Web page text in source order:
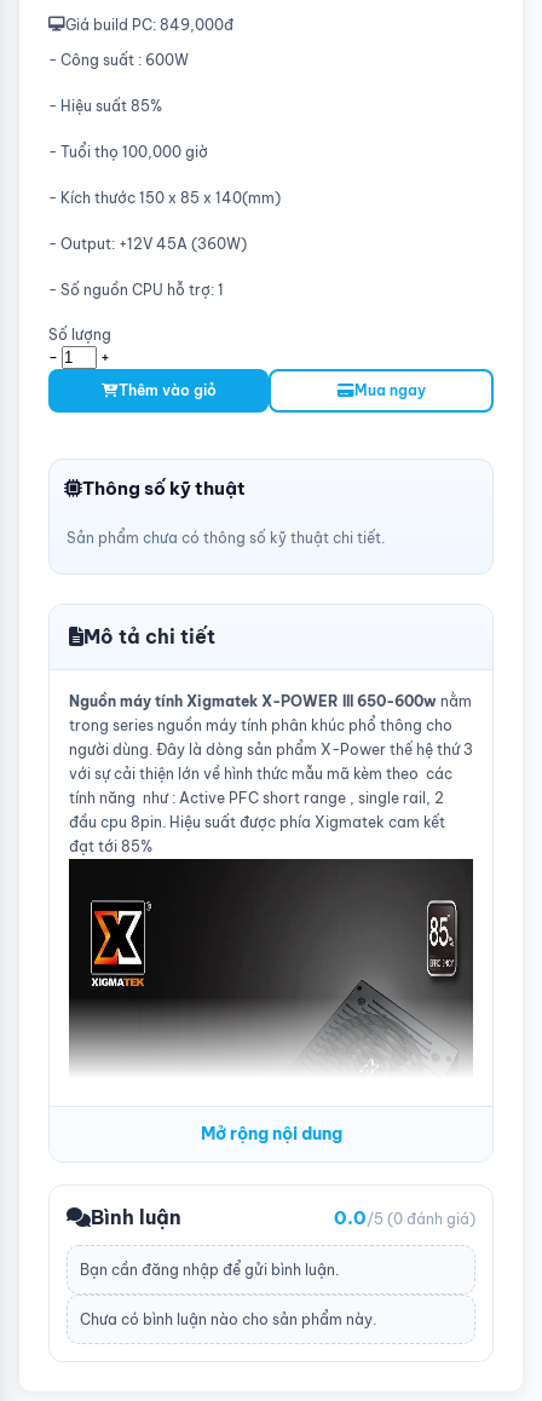
Giá build PC: 849,000đ
- Công suất : 600W
- Hiệu suất 85%
- Tuổi thọ 100,000 giờ
- Kích thước 150 x 85 x 140(mm)
- Output: +12V 45A (360W)
- Số nguồn CPU hỗ trợ: 1
Số lượng
- +
Thêm vào giỏ Mua ngay
Thông số kỹ thuật
Sản phẩm chưa có thông số kỹ thuật chi tiết.
Mô tả chi tiết
Nguồn máy tính Xigmatek X-POWER III 650-600w nằm
trong series nguồn máy tính phân khúc phổ thông cho
người dùng. Đây là dòng sản phẩm X-Power thế hệ thứ 3
với sự cải thiện lớn về hình thức mẫu mã kèm theo các
tính năng như : Active PFC short range , single rail, 2
đầu cpu 8pin. Hiệu suất được phía Xigmatek cam kết
đạt tới 85%
Mở rộng nội dung
Bình luận 0.0/5 (0 đánh giá)
Bạn cần đăng nhập để gửi bình luận.
Chưa có bình luận nào cho sản phẩm này.